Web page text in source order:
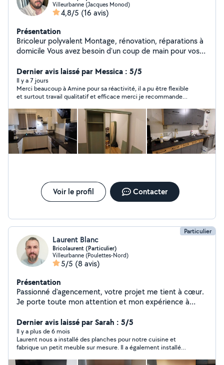
Villeurbanne (Jacques Monod)
4,8/5 (16 avis)
Présentation
Bricoleur polyvalent Montage, rénovation, réparations à
domicile Vous avez besoin d'un coup de main pour vos
expérimenté, disponible pour vous aider dans différents
domaines : Montage de meubles en kit (IKEA,
Conforama, etc.) Travaux de placo et plâtre Peinture
intérieure Pose de cuisines Réparations et dépannages
à domicile Bricolage en tout genre Travail soigné, rapide
et de qualité. Je me déplace chez vous et je suis
disponible selon vos besoins. Tarifs raisonnables Devis
gratuit N'hésitez pas à me contacter pour en discuter !
Dernier avis laissé par Messica : 5/5
Il y a 7 jours
Merci beaucoup à Amine pour sa réactivité, il a pu être flexible
et surtout travail qualitatif et efficace merci je recommande
Voir le profil Contacter
Particulier
Laurent Blanc
Bricolaurent (Particulier)
Villeurbanne (Poulettes-Nord)
5/5 (8 avis)
Présentation
Passionné d'agencement, votre projet me tient à cœur.
Je porte toute mon attention et mon expérience à
l'agencement et divers bricolage depuis pas mal
d'années et j'ai envie de vous rendre service. Je n'ai pas
d'activité professionnelle pour le moment mais j'aimerais
que vous m'aidiez à le devenir en m'apportant plus de
pratique ! Merci par avance pour cela Tous projet mérite
Dernier avis laissé par Sarah : 5/5
Il y a plus de 6 mois
Laurent nous a installé des planches pour notre cuisine et
fabrique un petit meuble sur mesure. Il a également installé
satisfaits de son travail et le recommandons largement pour